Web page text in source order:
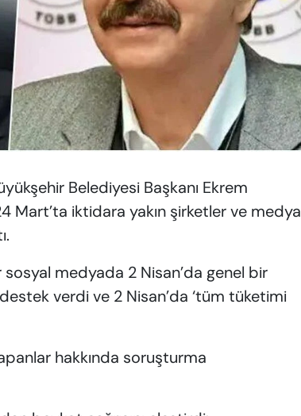
Belediyesi Başkanı Ekrem
Mart’ta iktidara yakın şirketler ve medya
medyada 2 Nisan’da genel bir
verdi ve 2 Nisan’da ‘tüm tüketimi
hakkında soruşturma